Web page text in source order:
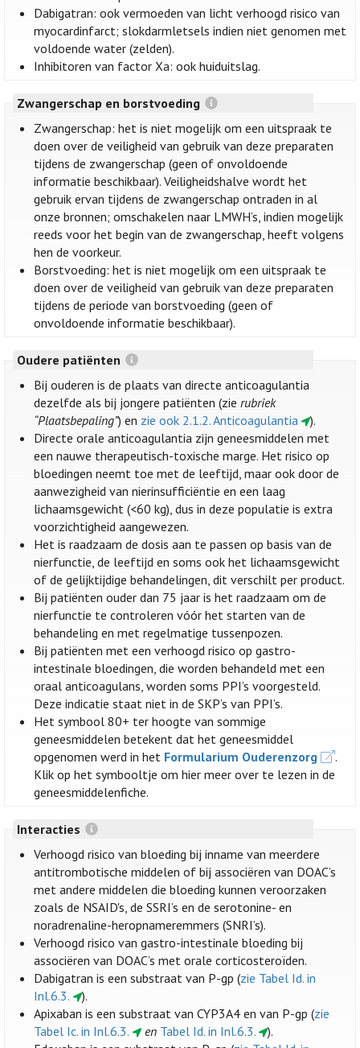
Dabigatran: ook vermoeden van licht verhoogd risico van
myocardinfarct; slokdarmletsels indien niet genomen met
voldoende water (zelden).
Inhibitoren van factor Xa: ook huiduitslag.
Zwangerschap en borstvoeding
Zwangerschap: het is niet mogelijk om een uitspraak te
doen over de veiligheid van gebruik van deze preparaten
tijdens de zwangerschap (geen of onvoldoende
informatie beschikbaar). Veiligheidshalve wordt het
gebruik ervan tijdens de zwangerschap ontraden in al
onze bronnen; omschakelen naar LMWH’s, indien mogelijk
reeds voor het begin van de zwangerschap, heeft volgens
hen de voorkeur.
Borstvoeding: het is niet mogelijk om een uitspraak te
doen over de veiligheid van gebruik van deze preparaten
tijdens de periode van borstvoeding (geen of
onvoldoende informatie beschikbaar).
Oudere patiënten
Bij ouderen is de plaats van directe anticoagulantia
dezelfde als bij jongere patiënten (zierubriek
“Plaatsbepaling”) en zie ook 2.1.2. Anticoagulantia
).
Directe orale anticoagulantia zijn geneesmiddelen met
een nauwe therapeutisch-toxische marge. Het risico op
bloedingen neemt toe met de leeftijd, maar ook door de
aanwezigheid van nierinsufficiëntie en een laag
lichaamsgewicht (<60 kg), dus in deze populatie is extra
voorzichtigheid aangewezen.
Het is raadzaam de dosis aan te passen op basis van de
nierfunctie, de leeftijd en soms ook het lichaamsgewicht
of de gelijktijdige behandelingen, dit verschilt per product.
Bij patiënten ouder dan 75 jaar is het raadzaam om de
nierfunctie te controleren vóór het starten van de
behandeling en met regelmatige tussenpozen.
Bij patiënten met een verhoogd risico op gastro-
intestinale bloedingen, die worden behandeld met een
oraal anticoagulans, worden soms PPI’s voorgesteld.
Deze indicatie staat niet in de SKP’s van PPI’s.
Het symbool 80+ ter hoogte van sommige
geneesmiddelen betekent dat het geneesmiddel
opgenomen werd in het Formularium Ouderenzorg
.
Klik op het symbooltje om hier meer over te lezen in de
geneesmiddelenfiche.
Interacties
Verhoogd risico van bloeding bij inname van meerdere
antitrombotische middelen of bij associëren van DOAC’s
met andere middelen die bloeding kunnen veroorzaken
zoals de NSAID's, de SSRI’s en de serotonine- en
noradrenaline-heropnameremmers (SNRI’s).
Verhoogd risico van gastro-intestinale bloeding bij
associëren van DOAC’s met orale corticosteroïden.
Dabigatran is een substraat van P-gp (zie Tabel Id. in
Inl.6.3.
).
Apixaban is een substraat van CYP3A4 en van P-gp (zie
Tabel Ic. in Inl.6.3.
en Tabel Id. in Inl.6.3.
).